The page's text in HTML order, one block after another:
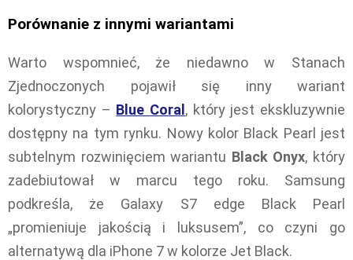
Porównanie z innymi wariantami
Warto wspomnieć, że niedawno w Stanach
Zjednoczonych pojawił się inny wariant
kolorystyczny – Blue Coral, który jest ekskluzywnie
dostępny na tym rynku. Nowy kolor Black Pearl jest
subtelnym rozwinięciem wariantu Black Onyx, który
zadebiutował w marcu tego roku. Samsung
podkreśla, że Galaxy S7 edge Black Pearl
„promieniuje jakością i luksusem”, co czyni go
alternatywą dla iPhone 7 w kolorze Jet Black.